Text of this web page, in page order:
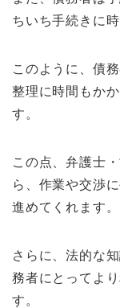
ちいち手続きに
このように、債
整理に時間もか
す。
この点、弁護士
ら、作業や交渉
進めてくれます。
さらに、法的な
務者にとってよ
す。